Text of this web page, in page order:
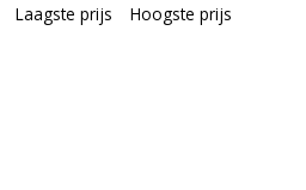
Laagste prijs Hoogste prijs